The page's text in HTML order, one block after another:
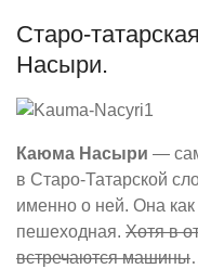
Старо-
Насыри.
Каюма Насыри —
в Старо-Татарской
именно о ней. Она как
пешеходная. Хотя в
встречаются машины